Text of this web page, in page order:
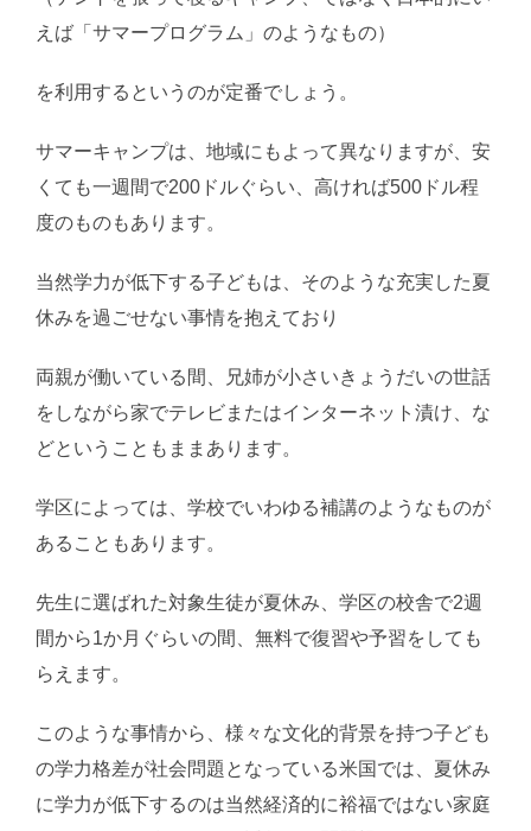
えば「サマープログラム」のようなもの）
を利用するというのが定番でしょう。
サマーキャンプは、地域にもよって異なりますが、安
くても一週間で200ドルぐらい、高ければ500ドル程
度のものもあります。
当然学力が低下する子どもは、そのような充実した夏
休みを過ごせない事情を抱えており
両親が働いている間、兄姉が小さいきょうだいの世話
をしながら家でテレビまたはインターネット漬け、な
どということもままあります。
学区によっては、学校でいわゆる補講のようなものが
あることもあります。
先生に選ばれた対象生徒が夏休み、学区の校舎で2週
間から1か月ぐらいの間、無料で復習や予習をしても
らえます。
このような事情から、様々な文化的背景を持つ子ども
の学力格差が社会問題となっている米国では、夏休み
に学力が低下するのは当然経済的に裕福ではない家庭